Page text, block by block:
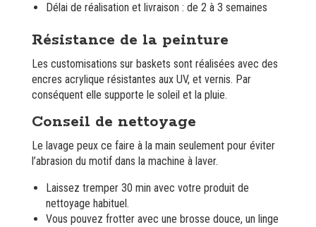
Délai de réalisation et livraison : de 2 à 3 semaines
Résistance de la peinture
Les customisations sur baskets sont réalisées avec des
encres acrylique résistantes aux UV, et vernis. Par
conséquent elle supporte le soleil et la pluie.
Conseil de nettoyage
Le lavage peux ce faire à la main seulement pour éviter
l’abrasion du motif dans la machine à laver.
Laissez tremper 30 min avec votre produit de
nettoyage habituel.
Vous pouvez frotter avec une brosse douce, un linge